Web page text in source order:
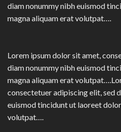
diam nonummy nibh euismod
magna aliquam erat volutpat….
Lorem ipsum dolor sit amet,
diam nonummy nibh euismod
magna aliquam erat
consectetuer adipiscing elit, sed
euismod tincidunt ut laoreet
volutpat….